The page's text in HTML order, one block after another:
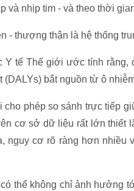
và nhịp tim - và theo thời
- thượng thận là hệ thống
Y tế Thế giới ước tính rằng,
bắt nguồn từ ô
cho phép so sánh trực tiếp
cơ sở dữ liệu rất lớn thiết
nguy cơ rõ ràng hơn
thể không chỉ ảnh hưởng